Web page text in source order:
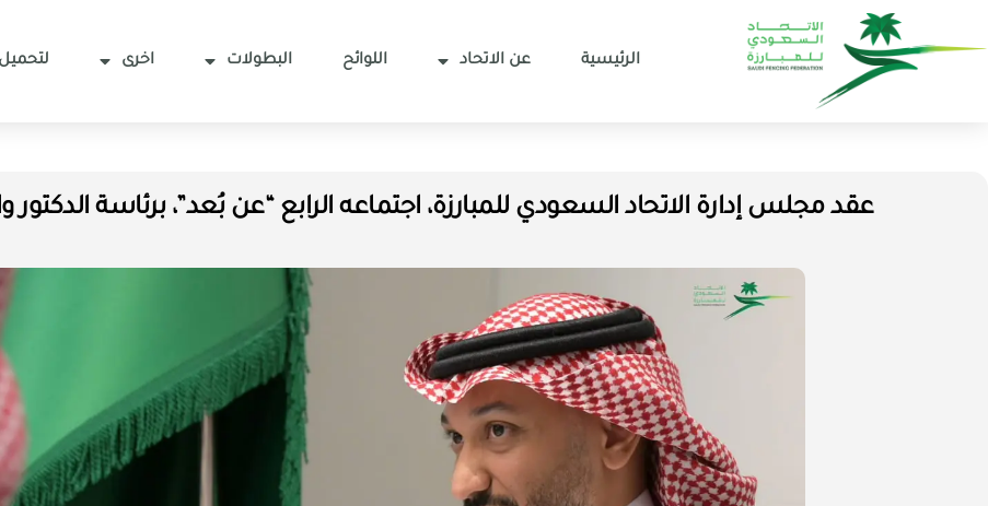
الرئيسية عن الاتحاد اللوائح البطولات اخرى
عقد مجلس إدارة الاتحاد السعودي للمبارزة، اجتماعه الرابع “عن بُعد”، برئاسة